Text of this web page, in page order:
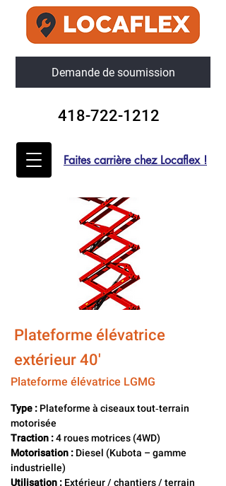
Demande de soumission
418-722-1212
Faites carrière chez Locaflex !
Plateforme élévatrice
extérieur 40'
Plateforme élévatrice LGMG
Type : Plateforme à ciseaux tout‑terrain
motorisée
Traction : 4 roues motrices (4WD)
Motorisation : Diesel (Kubota – gamme
industrielle)
Utilisation : Extérieur / chantiers / terrain